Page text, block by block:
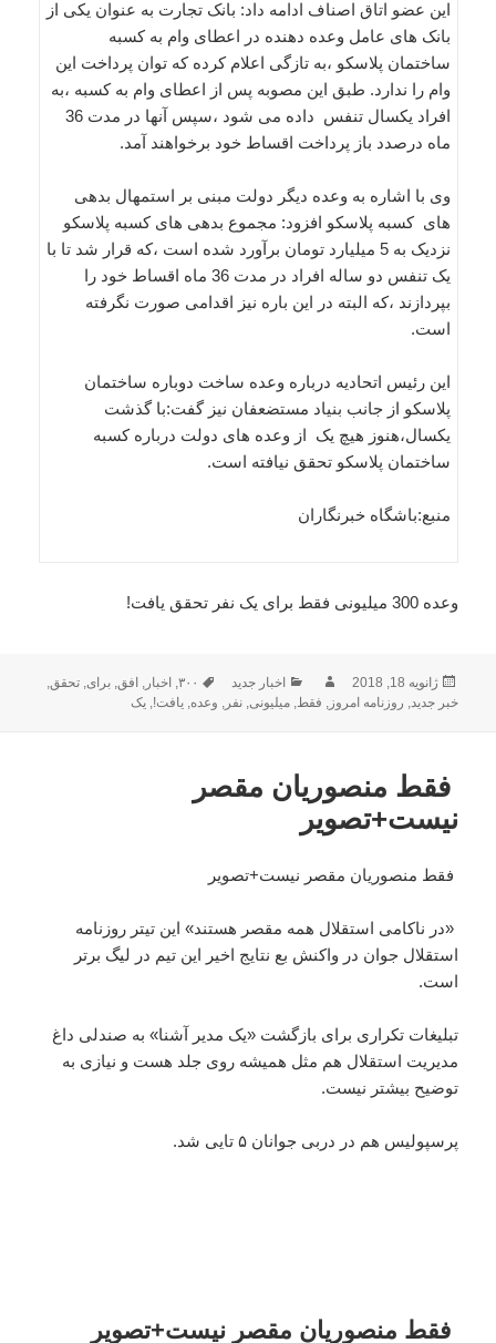
این عضو اتاق اصناف ادامه داد: بانک تجارت به عنوان یکی از
بانک های عامل وعده دهنده در اعطای وام به کسبه
ساختمان پلاسکو ،به تازگی اعلام کرده که توان پرداخت این
وام را ندارد. طبق این مصوبه پس از اعطای وام به کسبه ،به
افراد یکسال تنفس داده می شود ،سپس آنها در مدت 36
ماه درصدد باز پرداخت اقساط خود برخواهند آمد.
وی با اشاره به وعده دیگر دولت مبنی بر استمهال بدهی
های کسبه پلاسکو افزود: مجموع بدهی های کسبه پلاسکو
نزدیک به 5 میلیارد تومان برآورد شده است ،که قرار شد تا با
یک تنفس دو ساله افراد در مدت 36 ماه اقساط خود را
بپردازند ،که البته در این باره نیز اقدامی صورت نگرفته
است.
این رئیس اتحادیه درباره وعده ساخت دوباره ساختمان
پلاسکو از جانب بنیاد مستضعفان نیز گفت:با گذشت
یکسال،هنوز هیچ یک از وعده های دولت درباره کسبه
ساختمان پلاسکو تحقق نیافته است.
منبع:باشگاه خبرنگاران
وعده 300 میلیونی فقط برای یک نفر تحقق یافت!
ارسال
شده
ژانویه 18, 2018 نویسندهدسته‌ها
اخبار جدید برچسب‌ها
۳۰۰, اخبار, افق,برای,تحقق,
خبر جدید, روزنامه امروز, فقط,میلیونی,نفر, وعده,یافت!,یک
فقط منصوریان مقصر
نیست+تصویر
فقط منصوریان مقصر نیست+تصویر
«در ناکامی استقلال همه مقصر هستند» این تیتر روزنامه
استقلال جوان در واکنش بع نتایج اخیر این تیم در لیگ برتر
است.
تبلیغات تکراری برای بازگشت «یک مدیر آشنا» به صندلی داغ
مدیریت استقلال هم مثل همیشه روی جلد هست و نیازی به
توضیح بیشتر نیست.
پرسپولیس هم در دربی جوانان ۵ تایی شد.
فقط منصوریان مقصر نیست+تصویر